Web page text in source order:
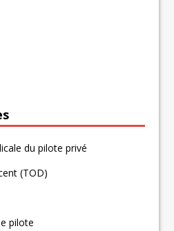
du pilote privé
(TOD)
pilote